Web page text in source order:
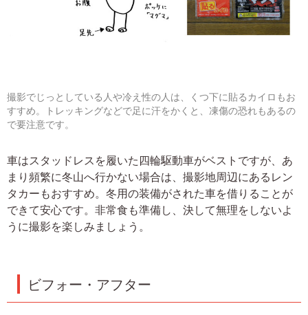
撮影でじっとしている人や冷え性の人は、くつ下に貼るカイロもお
すすめ。トレッキングなどで足に汗をかくと、凍傷の恐れもあるの
で要注意です。
車はスタッドレスを履いた四輪駆動車がベストですが、あ
まり頻繁に冬山へ行かない場合は、撮影地周辺にあるレン
タカーもおすすめ。冬用の装備がされた車を借りることが
できて安心です。非常食も準備し、決して無理をしないよ
うに撮影を楽しみましょう。
ビフォー・アフター